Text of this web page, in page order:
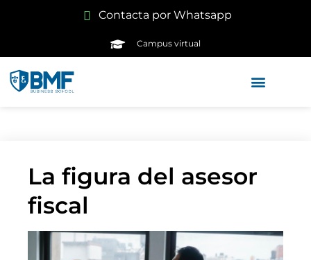
Contacta por Whatsapp
Campus virtual
La figura del asesor
fiscal